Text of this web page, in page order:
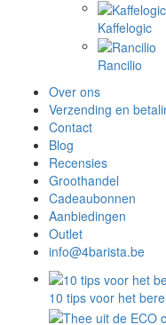
Kaffelogic
Rancilio
Over ons
Verzending en
Contact
Blog
Recensies
Groothandel
Cadeaubonnen
Aanbiedingen
Outlet
info@4barista.be
10 tips voor het